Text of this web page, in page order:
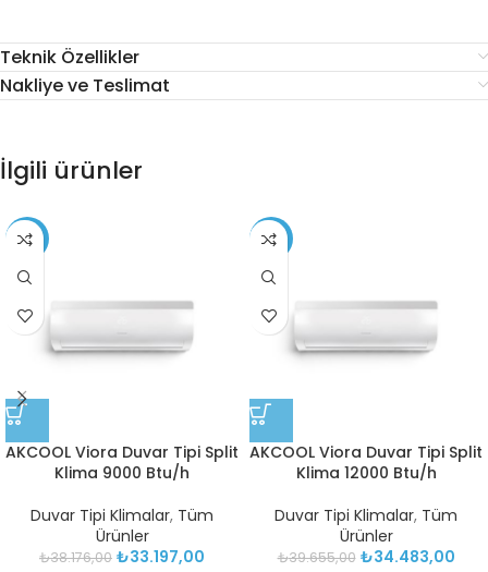
Teknik Özellikler
Nakliye ve Teslimat
İlgili ürünler
-13%
AKCOOL Viora Duvar Tipi Split
Klima 9000 Btu/h
Duvar Tipi Klimalar, Tüm
Ürünler
₺38.176,00 ₺33.197,00
-13%
AKCOOL Viora Duvar Tipi Split
Klima 12000 Btu/h
Duvar Tipi Klimalar, Tüm
Ürünler
₺39.655,00 ₺34.483,00